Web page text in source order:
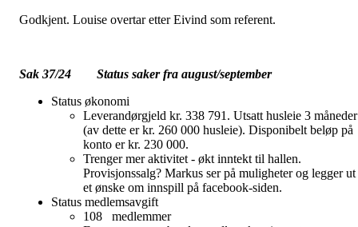
Godkjent. Louise overtar etter Eivind som referent.
Sak 37/24 Status saker fra august/september
Status økonomi
Leverandørgjeld kr. 338 791. Utsatt husleie 3 måneder
(av dette er kr. 260 000 husleie). Disponibelt beløp på
konto er kr. 230 000.
Trenger mer aktivitet - økt inntekt til hallen.
Provisjonssalg? Markus ser på muligheter og legger ut
et ønske om innspill på facebook-siden.
Status medlemsavgift
108 medlemmer